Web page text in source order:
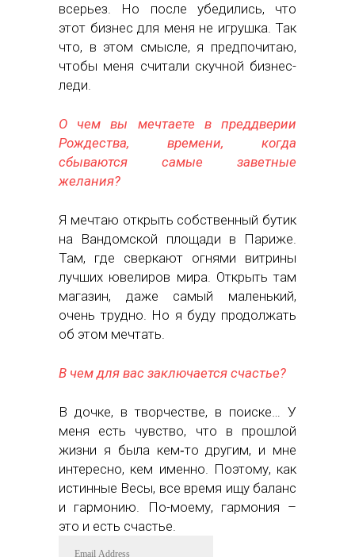
всерьез. Но после убедились, что
этот бизнес для меня не игрушка. Так
что, в этом смысле, я предпочитаю,
чтобы меня считали скучной бизнес-
леди.
О чем вы мечтаете в преддверии
Рождества, времени, когда
сбываются самые заветные
желания?
Я мечтаю открыть собственный бутик
на Вандомской площади в Париже.
Там, где сверкают огнями витрины
лучших ювелиров мира. Открыть там
магазин, даже самый маленький,
очень трудно. Но я буду продолжать
об этом мечтать.
В чем для вас заключается счастье?
В дочке, в творчестве, в поиске… У
меня есть чувство, что в прошлой
жизни я была кем‑то другим, и мне
интересно, кем именно. Поэтому, как
истинные Весы, все время ищу баланс
и гармонию. По-моему, гармония –
это и есть счастье.